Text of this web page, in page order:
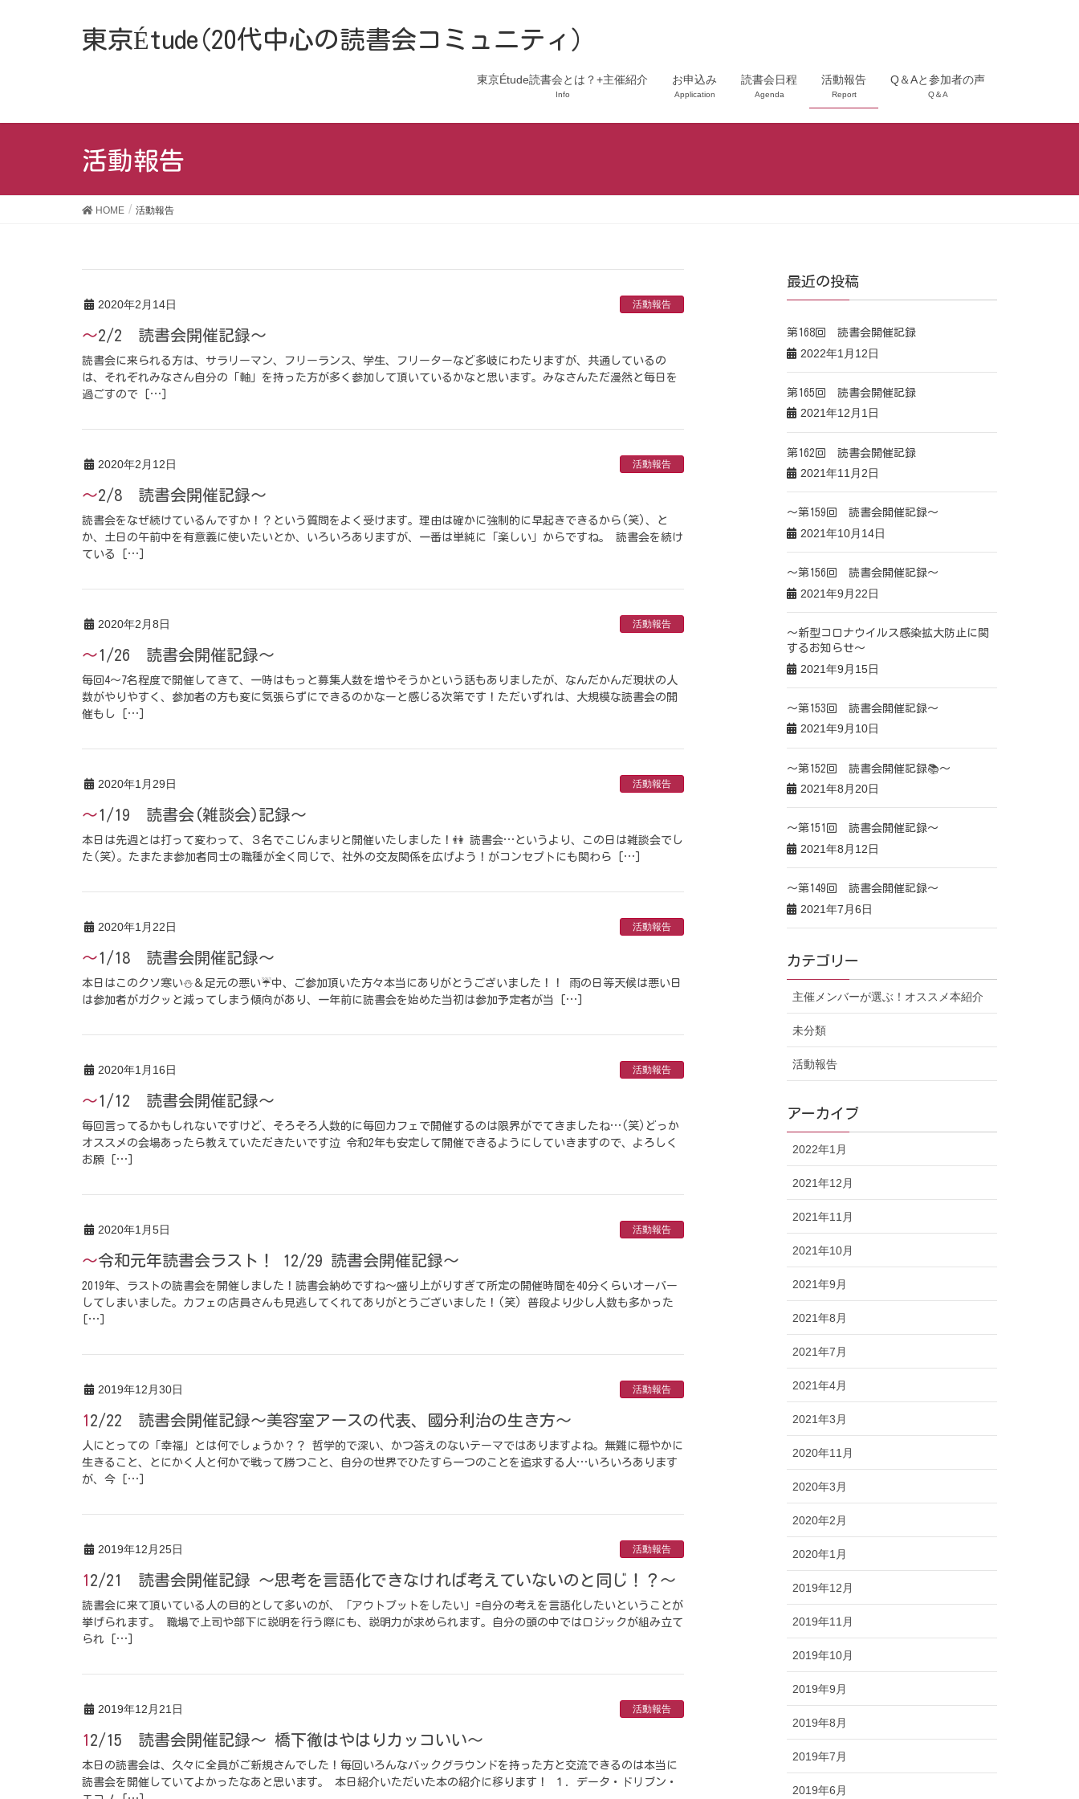
東京Étude(20代中心の読書会コミュニティ)
東京Étude読書会とは？+主催紹介
Info
お申込み
Application
読書会日程
Agenda
活動報告
Report
Q＆Aと参加者の声
Q＆A
活動報告
HOME 活動報告
2020年2月14日 活動報告
～2/2 読書会開催記録～
読書会に来られる方は、サラリーマン、フリーランス、学生、フリーターなど多岐にわたりますが、共通しているの
は、それぞれみなさん自分の「軸」を持った方が多く参加して頂いているかなと思います。みなさんただ漫然と毎日を
過ごすので […]
2020年2月12日 活動報告
～2/8 読書会開催記録～
読書会をなぜ続けているんですか！？という質問をよく受けます。理由は確かに強制的に早起きできるから(笑)、と
か、土日の午前中を有意義に使いたいとか、いろいろありますが、一番は単純に「楽しい」からですね。 読書会を続け
ている […]
2020年2月8日 活動報告
～1/26 読書会開催記録～
毎回4～7名程度で開催してきて、一時はもっと募集人数を増やそうかという話もありましたが、なんだかんだ現状の人
数がやりやすく、参加者の方も変に気張らずにできるのかなーと感じる次第です！ただいずれは、大規模な読書会の開
催もし […]
2020年1月29日 活動報告
～1/19 読書会(雑談会)記録～
本日は先週とは打って変わって、３名でこじんまりと開催いたしました！👫 読書会…というより、この日は雑談会でし
た(笑)。たまたま参加者同士の職種が全く同じで、社外の交友関係を広げよう！がコンセプトにも関わら […]
2020年1月22日 活動報告
～1/18 読書会開催記録～
本日はこのクソ寒い⛄＆足元の悪い☔中、ご参加頂いた方々本当にありがとうございました！！ 雨の日等天候は悪い日
は参加者がガクッと減ってしまう傾向があり、一年前に読書会を始めた当初は参加予定者が当 […]
2020年1月16日 活動報告
～1/12 読書会開催記録～
毎回言ってるかもしれないですけど、そろそろ人数的に毎回カフェで開催するのは限界がでてきましたね…(笑)どっか
オススメの会場あったら教えていただきたいです泣 令和2年も安定して開催できるようにしていきますので、よろしく
お願 […]
2020年1月5日 活動報告
～令和元年読書会ラスト！ 12/29 読書会開催記録～
2019年、ラストの読書会を開催しました！読書会納めですね～盛り上がりすぎて所定の開催時間を40分くらいオーバー
してしまいました。カフェの店員さんも見逃してくれてありがとうございました！(笑) 普段より少し人数も多かった
[…]
2019年12月30日 活動報告
12/22 読書会開催記録～美容室アースの代表、國分利治の生き方～
人にとっての「幸福」とは何でしょうか？？ 哲学的で深い、かつ答えのないテーマではありますよね。無難に穏やかに
生きること、とにかく人と何かで戦って勝つこと、自分の世界でひたすら一つのことを追求する人…いろいろあります
が、今 […]
2019年12月25日 活動報告
12/21 読書会開催記録 ～思考を言語化できなければ考えていないのと同じ！？～
読書会に来て頂いている人の目的として多いのが、「アウトプットをしたい」=自分の考えを言語化したいということが
挙げられます。 職場で上司や部下に説明を行う際にも、説明力が求められます。自分の頭の中ではロジックが組み立て
られ […]
2019年12月21日 活動報告
12/15 読書会開催記録～ 橋下徹はやはりカッコいい～
本日の読書会は、久々に全員がご新規さんでした！毎回いろんなバックグラウンドを持った方と交流できるのは本当に
読書会を開催していてよかったなあと思います。 本日紹介いただいた本の紹介に移ります！ １．データ・ドリブン・
最近の投稿
第168回 読書会開催記録
2022年1月12日
第165回 読書会開催記録
2021年12月1日
第162回 読書会開催記録
2021年11月2日
～第159回 読書会開催記録～
2021年10月14日
～第156回 読書会開催記録～
2021年9月22日
～新型コロナウイルス感染拡大防止に関
するお知らせ～
2021年9月15日
～第153回 読書会開催記録～
2021年9月10日
～第152回 読書会開催記録📚～
2021年8月20日
～第151回 読書会開催記録～
2021年8月12日
～第149回 読書会開催記録～
2021年7月6日
カテゴリー
主催メンバーが選ぶ！オススメ本紹介
未分類
活動報告
アーカイブ
2022年1月
2021年12月
2021年11月
2021年10月
2021年9月
2021年8月
2021年7月
2021年4月
2021年3月
2020年11月
2020年3月
2020年2月
2020年1月
2019年12月
2019年11月
2019年10月
2019年9月
2019年8月
2019年7月
2019年6月